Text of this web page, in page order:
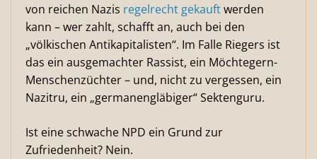
von reichen Nazis regelrecht gekauftwerden
kann – wer zahlt, schafft an, auch bei den
„völkischen Antikapitalisten“. Im Falle Riegers ist
das ein ausgemachter Rassist, ein Möchtegern-
Menschenzüchter – und, nicht zu vergessen, ein
Nazitru, ein „germanengläbiger“ Sektenguru.
Ist eine schwache NPD ein Grund zur
Zufriedenheit? Nein.